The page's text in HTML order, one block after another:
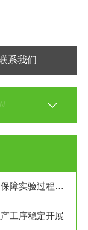
系我们
熟悉高温高压反应釜各部件结构与作用保障实验过程安全稳定
工序稳定开展